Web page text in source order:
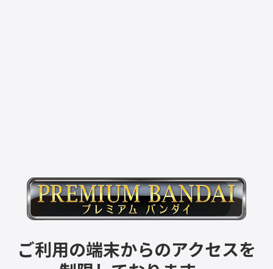
ご利用の端末からのアクセスを